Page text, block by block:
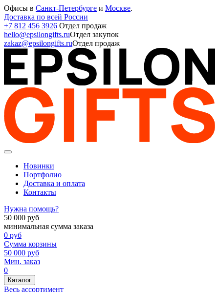
Офисы в Санкт-Петербурге и Москве.
Доставка по всей России
+7 812 456 3926 Отдел продаж
hello@epsilongifts.ruОтдел закупок
zakaz@epsilongifts.ruОтдел продаж
Новинки
Портфолио
Доставка и оплата
Контакты
Нужна помощь?
50 000 руб
минимальная сумма заказа
0 руб
Сумма корзины
50 000 руб
Мин. заказ
0
Каталог
Весь ассортимент